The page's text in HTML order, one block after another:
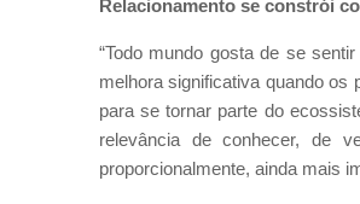
Relacionamento se constrói
“Todo mundo gosta de se
melhora significativa quando os
para se tornar parte do
relevância de conhecer, de
proporcionalmente, ainda mais